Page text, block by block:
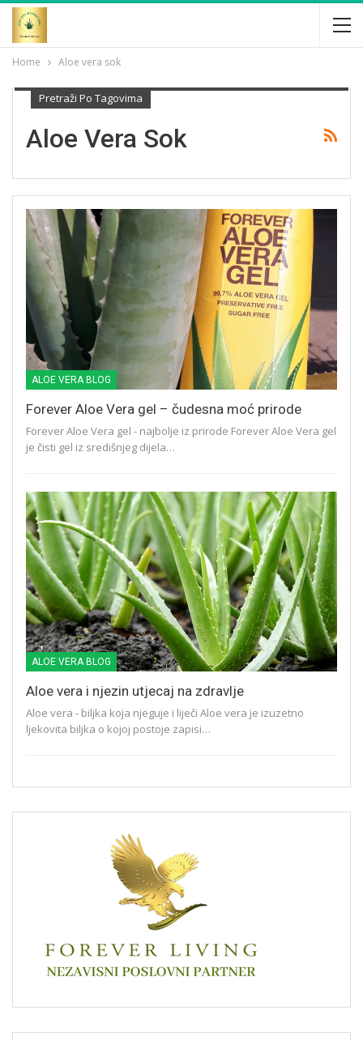
Home Aloe vera sok
Pretraži Po Tagovima
Aloe Vera Sok
ALOE VERA BLOG
Forever Aloe Vera gel – čudesna moć prirode
Forever Aloe Vera gel - najbolje iz prirode Forever Aloe Vera gel
je čisti gel iz središnjeg dijela…
ALOE VERA BLOG
Aloe vera i njezin utjecaj na zdravlje
Aloe vera - biljka koja njeguje i liječi Aloe vera je izuzetno
ljekovita biljka o kojoj postoje zapisi…